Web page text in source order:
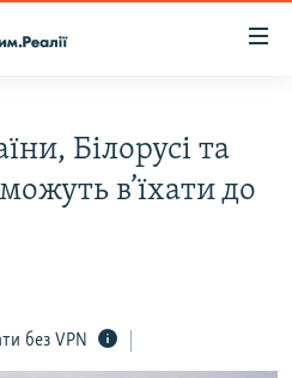
Білорусі та
в’їхати до
без VPN